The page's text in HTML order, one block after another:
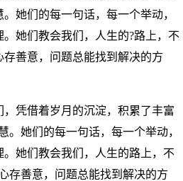
她们的每一句话，每一个举动，
她们教会我们，人生的?路上，不
善意，问题总能找到解决的方
，凭借着岁月的沉淀，积累了丰富
。她们的每一句话，每一个举动，
她们教会我们，人生的路上，不
存善意，问题总能找到解决的方